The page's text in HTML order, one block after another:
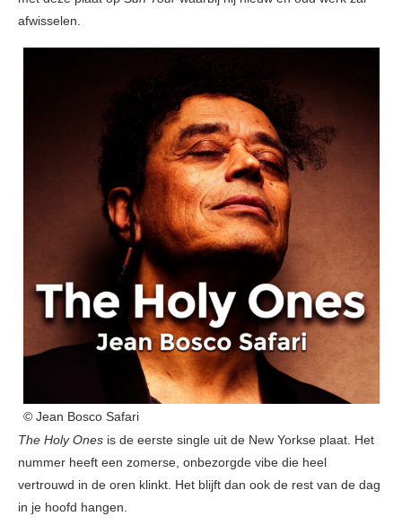
afwisselen.
© Jean Bosco Safari
The Holy Ones is de eerste single uit de New Yorkse plaat. Het
nummer heeft een zomerse, onbezorgde vibe die heel
vertrouwd in de oren klinkt. Het blijft dan ook de rest van de dag
in je hoofd hangen.